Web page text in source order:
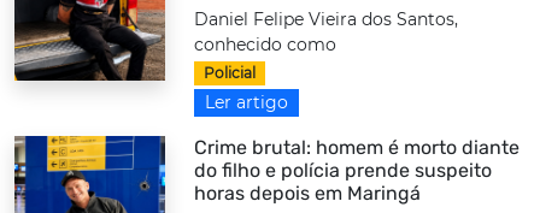
Daniel Felipe Vieira dos Santos,
conhecido como
Policial
Ler artigo
Crime brutal: homem é morto diante
do filho e polícia prende suspeito
horas depois em Maringá